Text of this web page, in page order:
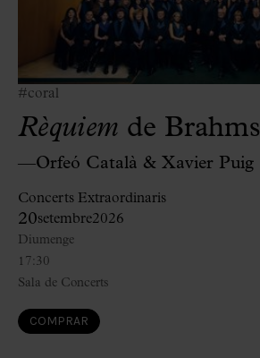
#coral
Rèquiem de Brahms
—Orfeó Català & Xavier Puig
Concerts Extraordinaris
20setembre2026
17:30
Diumenge
Sala de Concerts
COMPRAR